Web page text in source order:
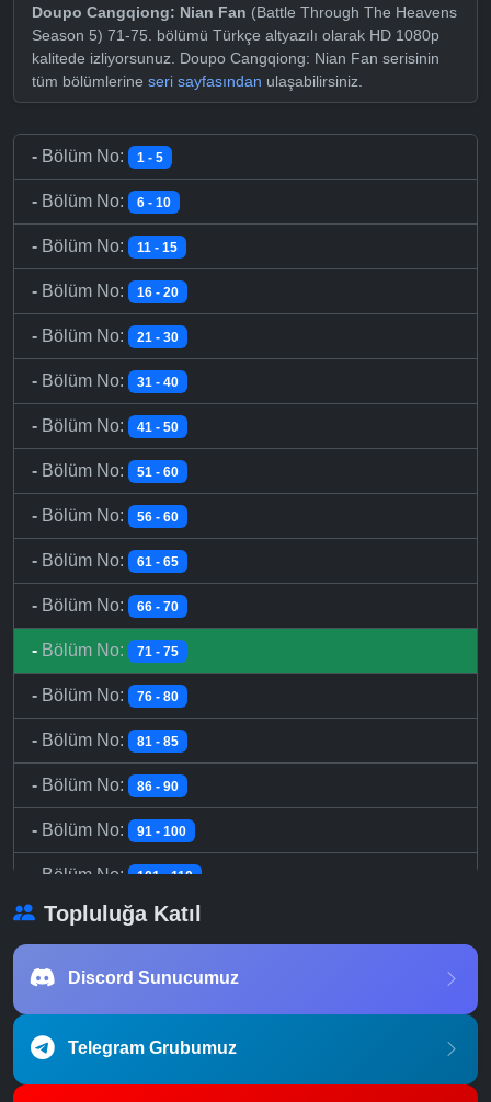
Doupo Cangqiong: Nian Fan (Battle Through The Heavens
Season 5) 71-75. bölümü Türkçe altyazılı olarak HD 1080p
kalitede izliyorsunuz. Doupo Cangqiong: Nian Fan serisinin
tüm bölümlerine seri sayfasından ulaşabilirsiniz.
- Bölüm No: 1 - 5
- Bölüm No: 6 - 10
- Bölüm No: 11 - 15
- Bölüm No: 16 - 20
- Bölüm No: 21 - 30
- Bölüm No: 31 - 40
- Bölüm No: 41 - 50
- Bölüm No: 51 - 60
- Bölüm No: 56 - 60
- Bölüm No: 61 - 65
- Bölüm No: 66 - 70
- Bölüm No: 71 - 75
- Bölüm No: 76 - 80
- Bölüm No: 81 - 85
- Bölüm No: 86 - 90
- Bölüm No: 91 - 100
Bölüm No: 101 - 110
- Bölüm No: 111 - 120
- Bölüm No:
-Bölüm No: 141 - 150
Topluluğa Katıl
Discord Sunucumuz
Telegram Grubumuz